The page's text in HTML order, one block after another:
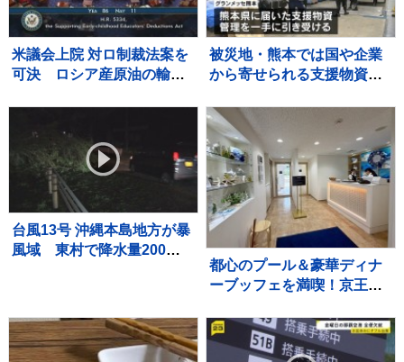
米議会上院 対ロ制裁法案を
可決 ロシア産原油の輸入
被災地・熊本では国や企業
から寄せられる支援物資の
回目の週末
台風13号 沖縄本島地方が暴
風域 東村で降水量200ミ
都心のプール＆豪華ディナ
ーブッフェを満喫！京王プ
プラン』スタイリッシュな
夏の体験レポート